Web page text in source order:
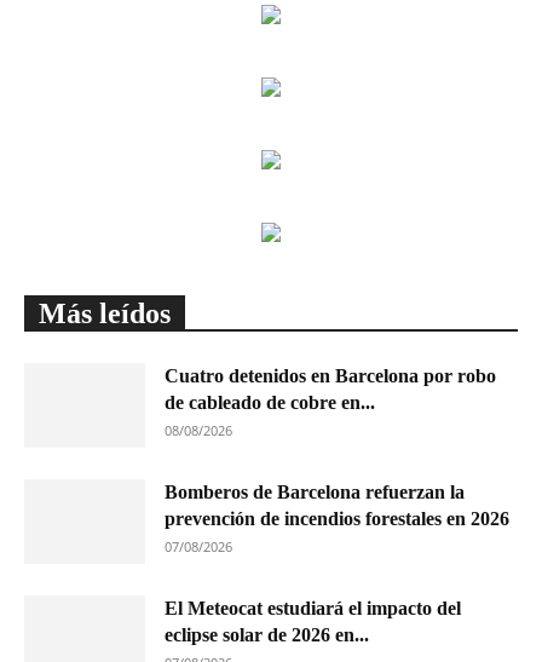
Más leídos
Cuatro detenidos en Barcelona por robo
de cableado de cobre en...
08/08/2026
Bomberos de Barcelona refuerzan la
prevención de incendios forestales en 2026
07/08/2026
El Meteocat estudiará el impacto del
eclipse solar de 2026 en...